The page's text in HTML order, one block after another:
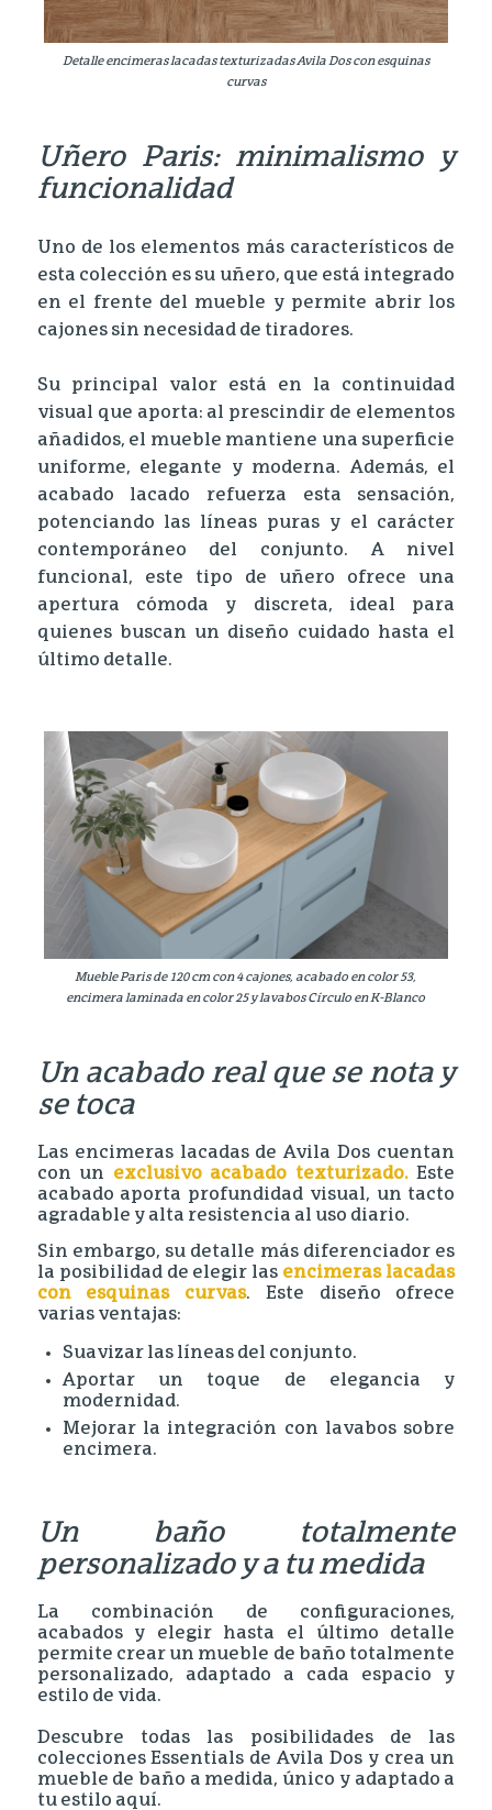
Detalle encimeras lacadas texturizadas Avila Dos con esquinas
curvas
Uñero Paris: minimalismo y
funcionalidad
Uno de los elementos más característicos de
esta colección es su uñero, que está integrado
en el frente del mueble y permite abrir los
cajones sin necesidad de tiradores.
Su principal valor está en la continuidad
visual que aporta: al prescindir de elementos
añadidos, el mueble mantiene una superficie
uniforme, elegante y moderna. Además, el
acabado lacado refuerza esta sensación,
potenciando las líneas puras y el carácter
contemporáneo del conjunto. A nivel
funcional, este tipo de uñero ofrece una
apertura cómoda y discreta, ideal para
quienes buscan un diseño cuidado hasta el
último detalle.
Mueble Paris de 120 cm con 4 cajones, acabado en color 53,
encimera laminada en color 25 y lavabos Círculo en K-Blanco
Un acabado real que se nota y
se toca
Las encimeras lacadas de Avila Dos cuentan
con un exclusivo acabado texturizado.Este
acabado aporta profundidad visual, un tacto
agradable y alta resistencia al uso diario.
Sin embargo, su detalle más diferenciador es
la posibilidad de elegir las encimeras lacadas
con esquinas curvas. Este diseño ofrece
varias ventajas:
Suavizar las líneas del conjunto.
Aportar un toque de elegancia y
modernidad.
Mejorar la integración con lavabos sobre
encimera.
Un baño totalmente
personalizado y a tu medida
La combinación de configuraciones,
acabados y elegir hasta el último detalle
permite crear un mueble de baño totalmente
personalizado, adaptado a cada espacio y
estilo de vida.
Descubre todas las posibilidades de las
colecciones Essentials de Avila Dos y crea un
mueble de baño a medida, único y adaptado a
tu estilo aquí.